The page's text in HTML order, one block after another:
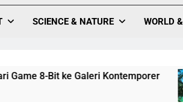
Keajaiban Warna-Warni
SCIENCE & NATURE WORLD
8-Bit ke Galeri Kontemporer